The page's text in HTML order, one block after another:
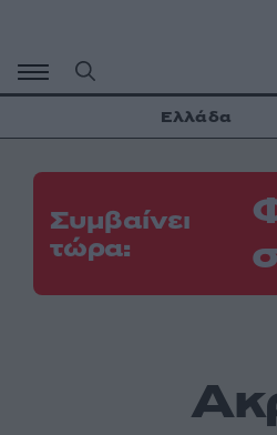
περιεχόμενο
Ελλάδα
Συμβαίνει
τώρα: